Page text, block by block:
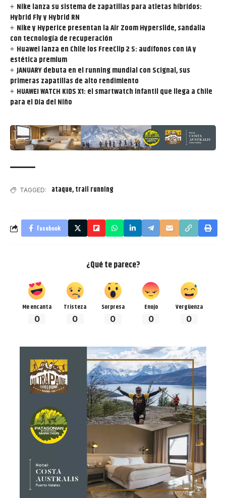
Nike lanza su sistema de zapatillas para atletas híbridos:
Hybrid Fly y Hybrid RN
Nike y Hyperice presentan la Air Zoom Hyperslide, sandalia
con tecnología de recuperación
Huawei lanza en Chile los FreeClip 2 S: audífonos con IA y
estética premium
JANUARY debuta en el running mundial con Scignal, sus
primeras zapatillas de alto rendimiento
HUAWEI WATCH KIDS X1: el smartwatch infantil que llega a Chile
para el Día del Niño
TAGGED: ataque,trail running
Facebook
¿Qué te parece?
Me encanta
0
Tristeza
0
Sorpresa
0
Enojo
0
Vergüenza
0